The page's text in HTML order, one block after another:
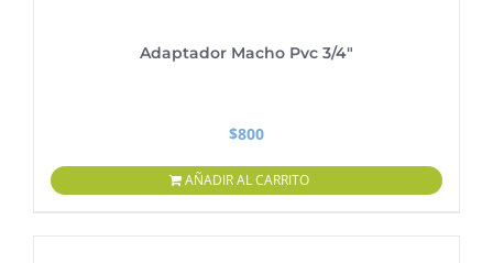
Adaptador Macho Pvc 3/4″
$800
AÑADIR AL CARRITO